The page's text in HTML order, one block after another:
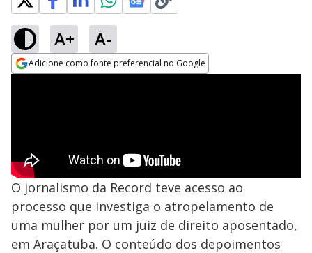
A+ A-
Adicione como fonte preferencial no Google
O jornalismo da Record teve acesso ao
processo que investiga o atropelamento de
uma mulher por um juiz de direito aposentado,
em Araçatuba. O conteúdo dos depoimentos